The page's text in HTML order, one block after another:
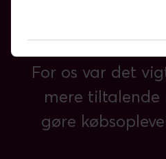
valgte vi at
For os var det
mere
gøre